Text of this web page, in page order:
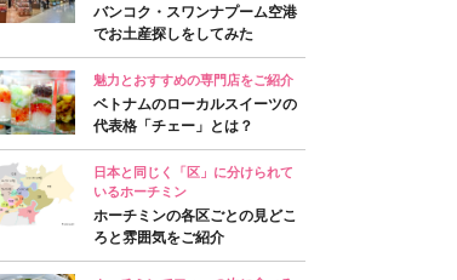
バンコク・スワンナプーム空港
でお土産探しをしてみた
魅力とおすすめの専門店をご紹介
ベトナムのローカルスイーツの
代表格「チェー」とは？
日本と同じく「区」に分けられて
いるホーチミン
ホーチミンの各区ごとの見どこ
ろと雰囲気をご紹介